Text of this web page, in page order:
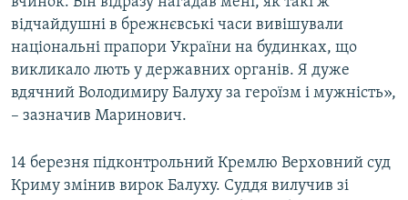
відчайдушні в брежнєвські часи вивішували
національні прапори України на будинках, що
викликало лють у державних органів. Я дуже
вдячний Володимиру Балуху за героїзм і мужність»,
– зазначив Маринович.
14 березня підконтрольний Кремлю Верховний суд
Криму змінив вирок Балуху. Суддя вилучив зі